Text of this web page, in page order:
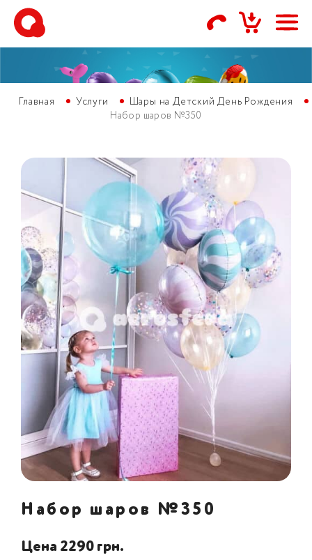
Главная Услуги
Шары на Детский День Рождения
Набор шаров №350
Набор шаров №350
Цена 2290 грн.